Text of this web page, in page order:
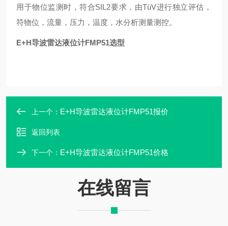
用于物位监测时，符合SIL2要求，由TüV进行独立评估，
符物位，流量，压力，温度，水分析测量测控。
E+H导波雷达液位计FMP51选型
上一个： E+H导波雷达液位计FMP51报价
返回列表
下一个： E+H导波雷达液位计FMP51价格
在线留言